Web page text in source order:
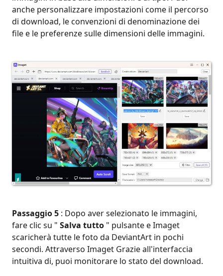
anche personalizzare impostazioni come il percorso
di download, le convenzioni di denominazione dei
file e le preferenze sulle dimensioni delle immagini.
Passaggio 5 : Dopo aver selezionato le immagini,
fare clic su " Salva tutto " pulsante e Imaget
scaricherà tutte le foto da DeviantArt in pochi
secondi. Attraverso Imaget Grazie all'interfaccia
intuitiva di, puoi monitorare lo stato del download.